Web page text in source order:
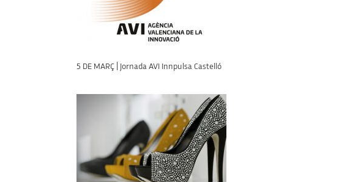
5 DE MARÇ | Jornada AVI Innpulsa Castelló